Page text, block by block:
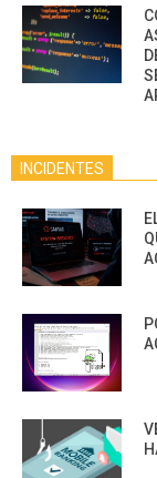
INCIDENTES